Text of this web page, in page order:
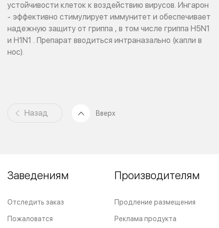
устойчивости клеток к воздействию вирусов. Ингарон
- эффективно стимулирует иммунитет и обеспечивает
надежную защиту от гриппа , в том числе гриппа H5N1
и H1N1 . Препарат вводиться интраназально (капли в
нос).
Назад Вверх
Заведениям
Отследить заказ
Пожаловатся
Производителям
Продление размещения
Реклама продукта